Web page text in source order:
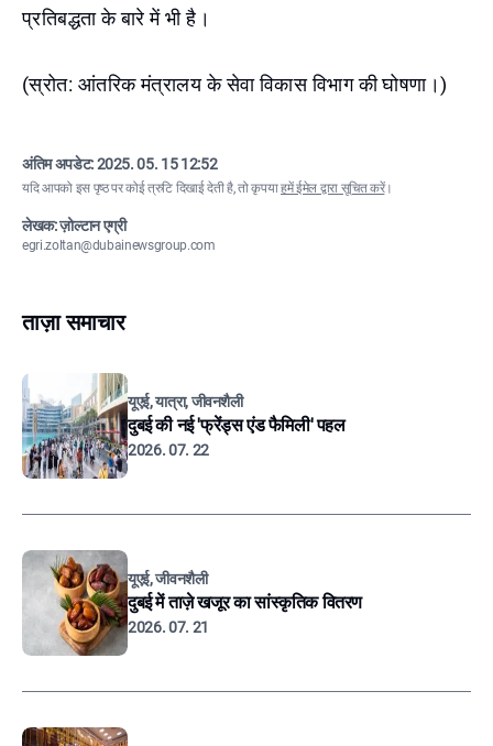
प्रतिबद्धता के बारे में भी है।
(स्रोत: आंतरिक मंत्रालय के सेवा विकास विभाग की घोषणा।)
अंतिम अपडेट:2025. 05. 15 12:52
यदि आपको इस पृष्ठ पर कोई त्रुटि दिखाई देती है, तो कृपयाहमें ईमेल द्वारा सूचित करें।
लेखक: ज़ोल्टान एग्री
egri.zoltan@dubainewsgroup.com
ताज़ा समाचार
यूएई, यात्रा, जीवनशैली
दुबई की नई 'फ्रेंड्स एंड फैमिली' पहल
2026. 07. 22
यूएई, जीवनशैली
दुबई में ताज़े खजूर का सांस्कृतिक वितरण
2026. 07. 21